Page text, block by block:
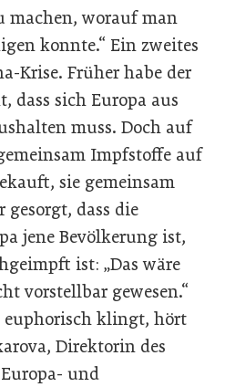
machen, worauf man
konnte.“ Ein zweites
Krise. Früher habe der
dass sich Europa aus
muss. Doch auf
Impfstoffe auf
sie gemeinsam
dass die
jene Bevölkerung ist,
ist: „Das wäre
vorstellbar gewesen.“
euphorisch klingt, hört
Direktorin des
und